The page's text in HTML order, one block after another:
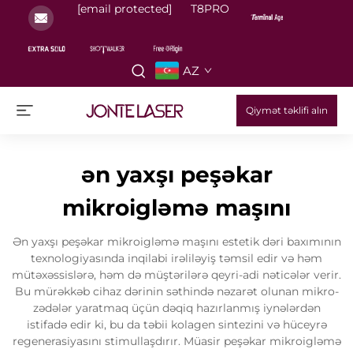
[email protected] T8PRO
AZ
Qiymət təklifi alın
ən yaxşı peşəkar
mikroigləmə maşını
Ən yaxşı peşəkar mikroigləmə maşını estetik dəri baxımının
texnologiyasında inqilabi irəliləyiş təmsil edir və həm
mütəxəssislərə, həm də müştərilərə qeyri-adi nəticələr verir.
Bu mürəkkəb cihaz dərinin səthində nəzarət olunan mikro-
zədələr yaratmaq üçün dəqiq hazırlanmış iynələrdən
istifadə edir ki, bu da təbii kolagen sintezini və hüceyrə
regenerasiyasını stimullaşdırır. Müasir peşəkar mikroigləmə